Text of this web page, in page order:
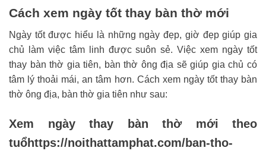
Cách xem ngày tốt thay bàn thờ mới
Ngày tốt được hiểu là những ngày đẹp, giờ đẹp giúp gia
chủ làm việc tâm linh được suôn sẻ. Việc xem ngày tốt
thay bàn thờ gia tiên, bàn thờ ông địa sẽ giúp gia chủ có
tâm lý thoải mái, an tâm hơn. Cách xem ngày tốt thay bàn
thờ ông địa, bàn thờ gia tiên như sau:
Xem ngày thay bàn thờ mới theo
tuổhttps://noithattamphat.com/ban-tho-